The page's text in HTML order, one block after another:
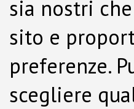
sia nostri
sito e
preferenze.
scegliere